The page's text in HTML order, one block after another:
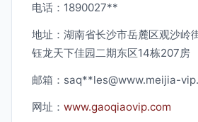
电话：1890027**
地址：湖南省长沙市岳麓区观沙岭
钰龙天下佳园二期东区14栋207房
邮箱：saq**les@www.meijia-
网址： www.gaoqiaovip.com